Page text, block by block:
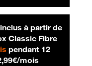
à partir de
Classic Fibre
29,99 € par mois
pendant 12
mois42,99 € par